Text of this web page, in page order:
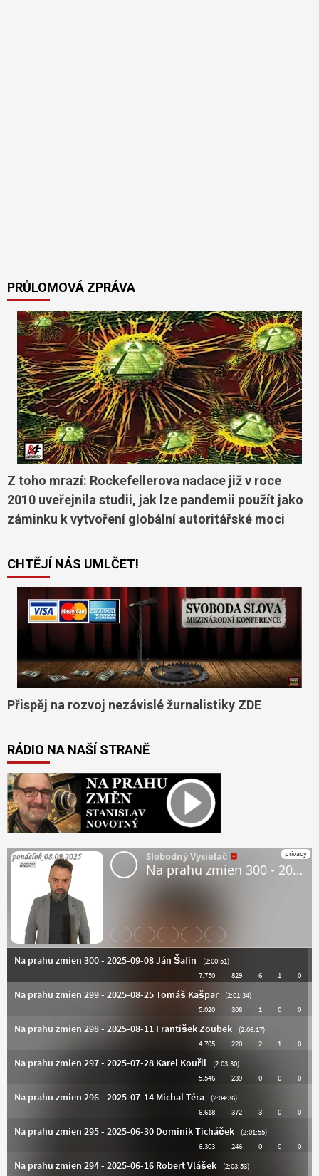
PRŮLOMOVÁ ZPRÁVA
Z toho mrazí: Rockefellerova nadace již v roce
2010 uveřejnila studii, jak lze pandemii použít jako
záminku k vytvoření globální autoritářské moci
CHTĚJÍ NÁS UMLČET!
Přispěj na rozvoj nezávislé žurnalistiky ZDE
RÁDIO NA NAŠÍ STRANĚ